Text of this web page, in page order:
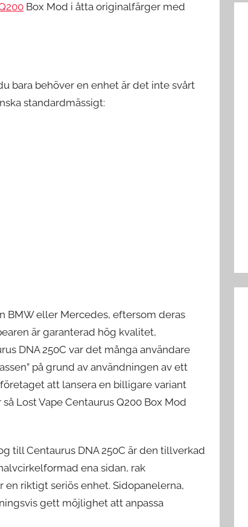
Box Mod i åtta originalfärger med
bara behöver en enhet är det inte svårt
standardmässigt:
BMW eller Mercedes, eftersom deras
är garanterad hög kvalitet,
DNA 250C var det många användare
på grund av användningen av ett
att lansera en billigare variant
Lost Vape Centaurus Q200 Box Mod
till Centaurus DNA 250C är den tillverkad
ena sidan, rak
riktigt seriös enhet. Sidopanelerna,
gett möjlighet att anpassa